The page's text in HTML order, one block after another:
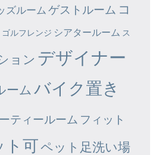
ズルーム ゲストルーム コ
ゴルフレンジ シアタールーム ス
ョン デザイナー
ーム バイク置き
ティールーム フィット
ト可ペット足洗い場